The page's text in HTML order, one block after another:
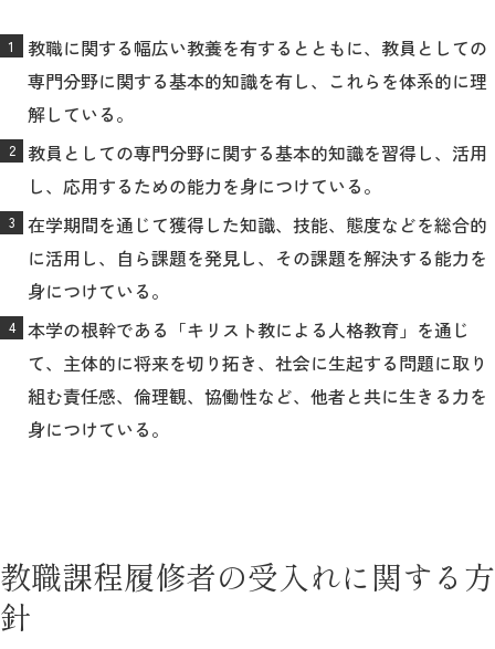
教職に関する幅広い教養を有するとともに、教員としての
専門分野に関する基本的知識を有し、これらを体系的に理
解している。
教員としての専門分野に関する基本的知識を習得し、活用
し、応用するための能力を身につけている。
在学期間を通じて獲得した知識、技能、態度などを総合的
に活用し、自ら課題を発見し、その課題を解決する能力を
身につけている。
本学の根幹である「キリスト教による人格教育」を通じ
て、主体的に将来を切り拓き、社会に生起する問題に取り
組む責任感、倫理観、協働性など、他者と共に生きる力を
身につけている。
教職課程履修者の受入れに関する方
針